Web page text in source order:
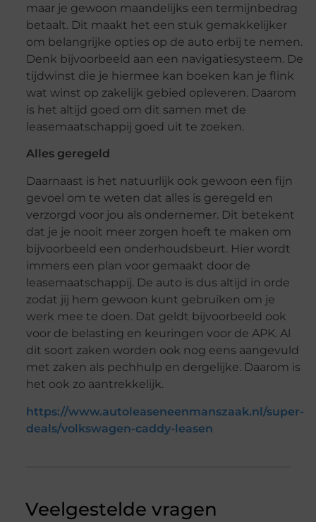
maar je gewoon maandelijks een termijnbedrag
betaalt. Dit maakt het een stuk gemakkelijker
om belangrijke opties op de auto erbij te nemen.
Denk bijvoorbeeld aan een navigatiesysteem. De
tijdwinst die je hiermee kan boeken kan je flink
wat winst op zakelijk gebied opleveren. Daarom
is het altijd goed om dit samen met de
leasemaatschappij goed uit te zoeken.
Alles geregeld
Daarnaast is het natuurlijk ook gewoon een fijn
gevoel om te weten dat alles is geregeld en
verzorgd voor jou als ondernemer. Dit betekent
dat je je nooit meer zorgen hoeft te maken om
bijvoorbeeld een onderhoudsbeurt. Hier wordt
immers een plan voor gemaakt door de
leasemaatschappij. De auto is dus altijd in orde
zodat jij hem gewoon kunt gebruiken om je
werk mee te doen. Dat geldt bijvoorbeeld ook
voor de belasting en keuringen voor de APK. Al
dit soort zaken worden ook nog eens aangevuld
met zaken als pechhulp en dergelijke. Daarom is
het ook zo aantrekkelijk.
https://www.autoleaseneenmanszaak.nl/super-
deals/volkswagen-caddy-leasen
Veelgestelde vragen